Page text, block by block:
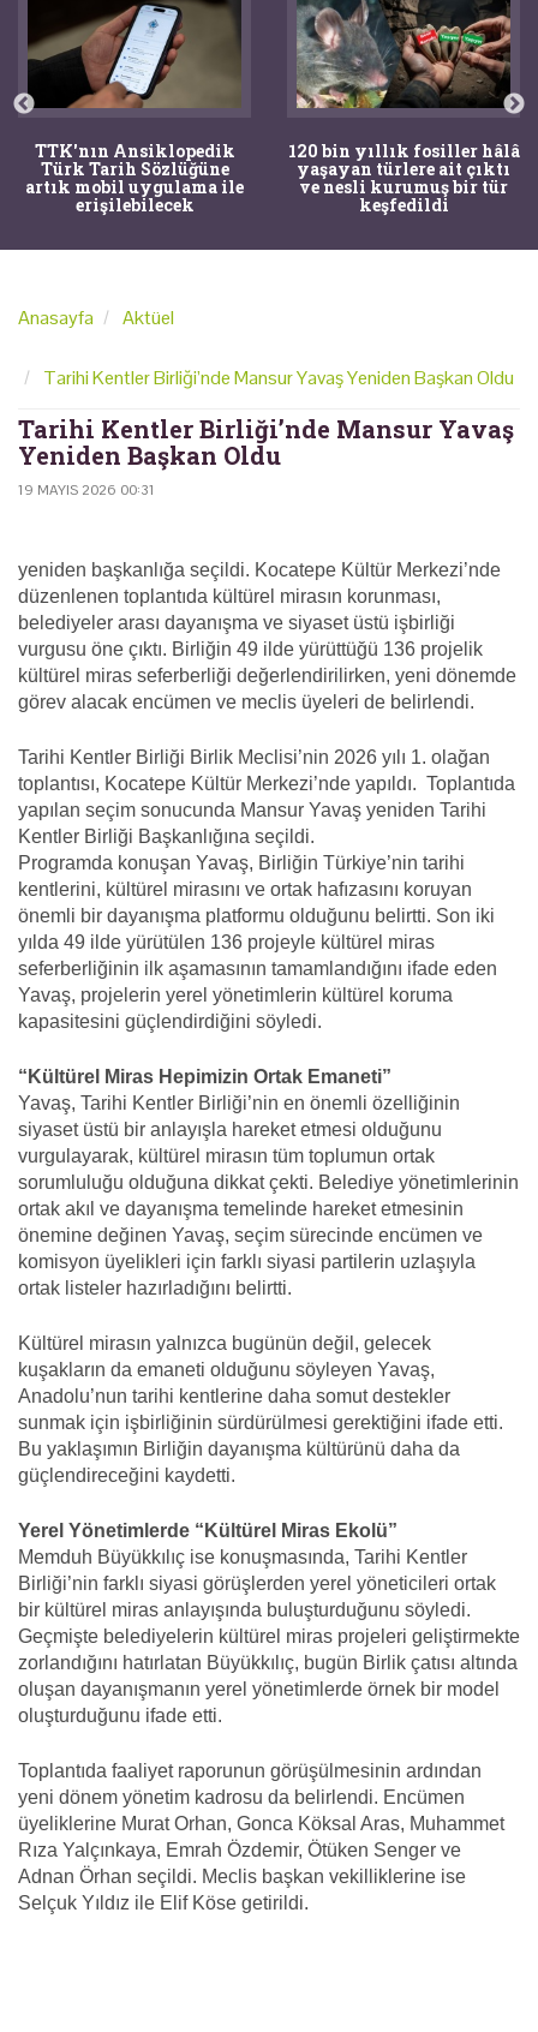
TTK'nın Ansiklopedik
Türk Tarih Sözlüğüne
artık mobil uygulama ile
erişilebilecek
120 bin yıllık fosiller hâlâ
yaşayan türlere ait çıktı
ve nesli kurumuş bir tür
keşfedildi
Anasayfa Aktüel
Tarihi Kentler Birliği’nde Mansur Yavaş Yeniden Başkan Oldu
Tarihi Kentler Birliği’nde Mansur Yavaş
Yeniden Başkan Oldu
19 MAYIS 2026 00:31
yeniden başkanlığa seçildi. Kocatepe Kültür Merkezi’nde
düzenlenen toplantıda kültürel mirasın korunması,
belediyeler arası dayanışma ve siyaset üstü işbirliği
vurgusu öne çıktı. Birliğin 49 ilde yürüttüğü 136 projelik
kültürel miras seferberliği değerlendirilirken, yeni dönemde
görev alacak encümen ve meclis üyeleri de belirlendi.
Tarihi Kentler Birliği Birlik Meclisi’nin 2026 yılı 1. olağan
toplantısı, Kocatepe Kültür Merkezi’nde yapıldı. Toplantıda
yapılan seçim sonucunda Mansur Yavaş yeniden Tarihi
Kentler Birliği Başkanlığına seçildi.
Programda konuşan Yavaş, Birliğin Türkiye’nin tarihi
kentlerini, kültürel mirasını ve ortak hafızasını koruyan
önemli bir dayanışma platformu olduğunu belirtti. Son iki
yılda 49 ilde yürütülen 136 projeyle kültürel miras
seferberliğinin ilk aşamasının tamamlandığını ifade eden
Yavaş, projelerin yerel yönetimlerin kültürel koruma
kapasitesini güçlendirdiğini söyledi.
“Kültürel Miras Hepimizin Ortak Emaneti”
Yavaş, Tarihi Kentler Birliği’nin en önemli özelliğinin
siyaset üstü bir anlayışla hareket etmesi olduğunu
vurgulayarak, kültürel mirasın tüm toplumun ortak
sorumluluğu olduğuna dikkat çekti. Belediye yönetimlerinin
ortak akıl ve dayanışma temelinde hareket etmesinin
önemine değinen Yavaş, seçim sürecinde encümen ve
komisyon üyelikleri için farklı siyasi partilerin uzlaşıyla
ortak listeler hazırladığını belirtti.
Kültürel mirasın yalnızca bugünün değil, gelecek
kuşakların da emaneti olduğunu söyleyen Yavaş,
Anadolu’nun tarihi kentlerine daha somut destekler
sunmak için işbirliğinin sürdürülmesi gerektiğini ifade etti.
Bu yaklaşımın Birliğin dayanışma kültürünü daha da
güçlendireceğini kaydetti.
Yerel Yönetimlerde “Kültürel Miras Ekolü”
Memduh Büyükkılıç ise konuşmasında, Tarihi Kentler
Birliği’nin farklı siyasi görüşlerden yerel yöneticileri ortak
bir kültürel miras anlayışında buluşturduğunu söyledi.
Geçmişte belediyelerin kültürel miras projeleri geliştirmekte
zorlandığını hatırlatan Büyükkılıç, bugün Birlik çatısı altında
oluşan dayanışmanın yerel yönetimlerde örnek bir model
oluşturduğunu ifade etti.
Toplantıda faaliyet raporunun görüşülmesinin ardından
yeni dönem yönetim kadrosu da belirlendi. Encümen
üyeliklerine Murat Orhan, Gonca Köksal Aras, Muhammet
Rıza Yalçınkaya, Emrah Özdemir, Ötüken Senger ve
Adnan Örhan seçildi. Meclis başkan vekilliklerine ise
Selçuk Yıldız ile Elif Köse getirildi.